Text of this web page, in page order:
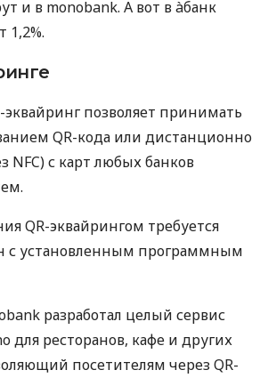
и в monobank. А вот в àбанк
1,2%.
эквайринг позволяет принимать
QR-кода или дистанционно
NFC) с карт любых банков
QR-эквайрингом требуется
с установленным программным
разработал целый сервис
для ресторанов, кафе и других
посетителям через QR-